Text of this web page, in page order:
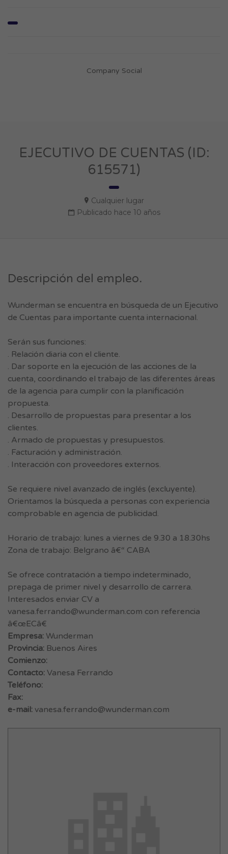
Company Social
EJECUTIVO DE CUENTAS (ID:
615571)
Cualquier lugar
Publicado hace 10 años
Descripción del empleo.
Wunderman se encuentra en búsqueda de un Ejecutivo
de Cuentas para importante cuenta internacional.
Serán sus funciones:
. Relación diaria con el cliente.
. Dar soporte en la ejecución de las acciones de la
cuenta, coordinando el trabajo de las diferentes áreas
de la agencia para cumplir con la planificación
propuesta.
. Desarrollo de propuestas para presentar a los
clientes.
. Armado de propuestas y presupuestos.
. Facturación y administración.
. Interacción con proveedores externos.
Se requiere nivel avanzado de inglés (excluyente).
Orientamos la búsqueda a personas con experiencia
comprobable en agencia de publicidad.
Horario de trabajo: lunes a viernes de 9.30 a 18.30hs
Zona de trabajo: Belgrano â€“ CABA
Se ofrece contratación a tiempo indeterminado,
prepaga de primer nivel y desarrollo de carrera.
Interesados enviar CV a
vanesa.ferrando@wunderman.com con referencia
â€œECâ€
Empresa: Wunderman
Provincia: Buenos Aires
Comienzo:
Contacto: Vanesa Ferrando
Teléfono:
Fax:
e-mail: vanesa.ferrando@wunderman.com